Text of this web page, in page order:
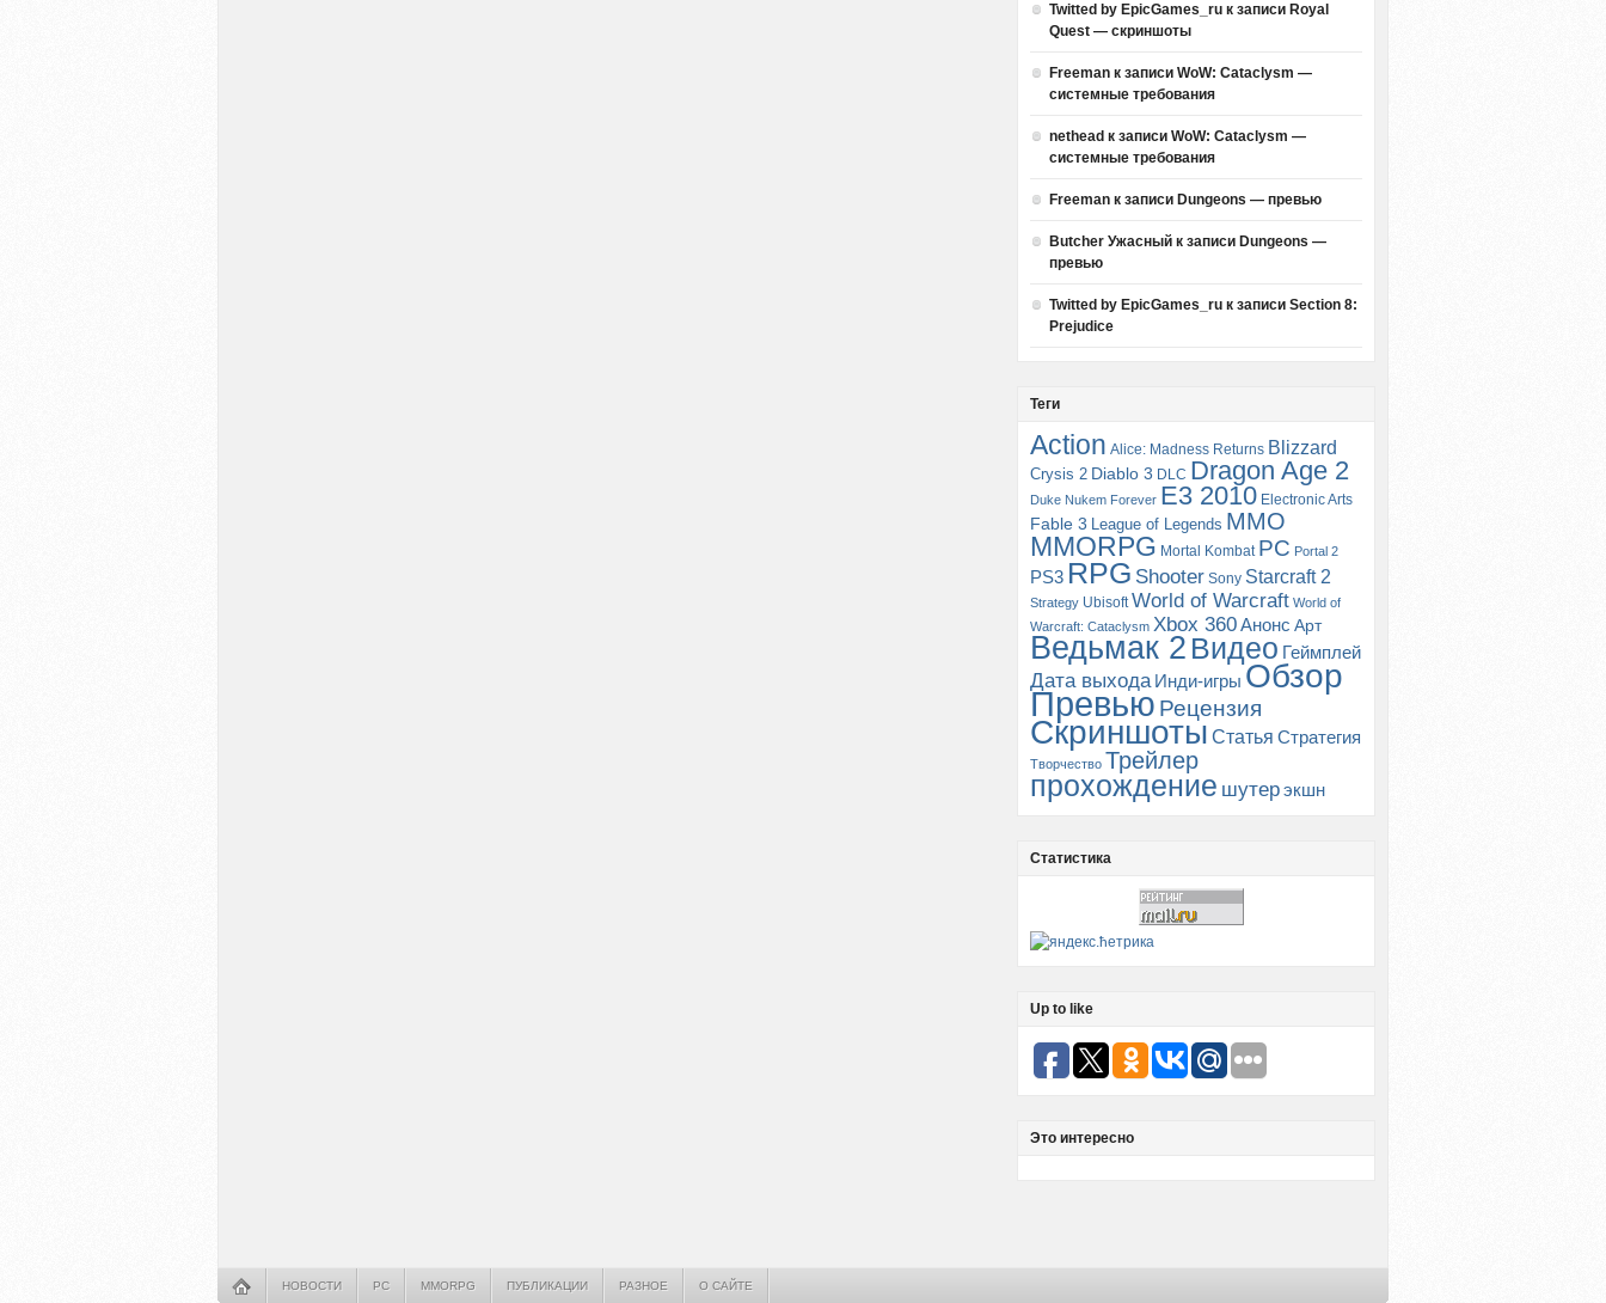
Twitted by EpicGames_ru к записи Royal
Quest — скриншоты
Freeman к записи WoW: Cataclysm —
системные требования
nethead к записи WoW: Cataclysm —
системные требования
Freeman к записи Dungeons — превью
Butcher Ужасный к записи Dungeons —
превью
Twitted by EpicGames_ru к записи Section 8:
Prejudice
Теги
Action Alice: Madness Returns Blizzard
Crysis 2 Diablo 3 DLC Dragon Age 2
Duke Nukem Forever E3 2010 Electronic Arts
Fable 3 League of Legends MMO
MMORPG Mortal Kombat PC Portal 2
PS3 RPG Shooter Sony Starcraft 2
Strategy Ubisoft World of Warcraft World of
Warcraft: Cataclysm Xbox 360Анонс Арт
Ведьмак 2 Видео Геймплей
Дата выхода Инди-игры Обзор
Превью Рецензия
Скриншоты Статья Стратегия
Творчество Трейлер
прохождение шутерэкшн
Статистика
Up to like
Это интересно
НОВОСТИ PC MMORPG ПУБЛИКАЦИИ РАЗНОЕ О САЙТЕ